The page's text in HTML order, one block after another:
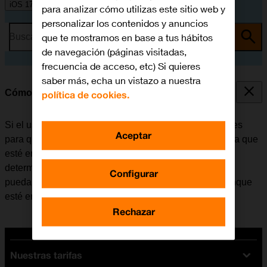
iOS 17
Busca por problema o tema
Cómo utilizar la función de "No molestar"
Si el usuario no desea recibir mensajes ni notificaciones
para que no le molesten, puede configurar el móvil para que
esté en modo silencioso durante un período de tiempo
determinado. Además, existe la opción de que el móvil
pueda recibir llamadas de determinados contactos aunque
esté en modo silencioso.
Nuestras tarifas
para analizar cómo utilizas este sitio web y
personalizar los contenidos y anuncios
que te mostramos en base a tus hábitos
de navegación (páginas visitadas,
frecuencia de acceso, etc) Si quieres
saber más, echa un vistazo a nuestra
política de cookies.
Configurar
Rechazar
Aceptar